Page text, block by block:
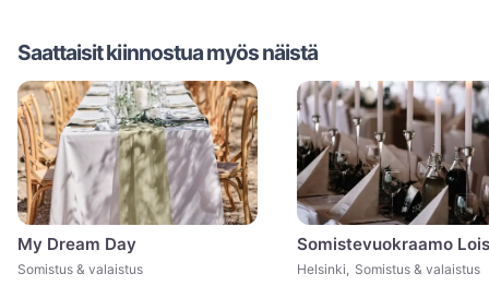
Saattaisit kiinnostua myös näistä
My Dream Day
Somistus & valaistus
Somistevuokraamo
Helsinki, Somistus & valaistus